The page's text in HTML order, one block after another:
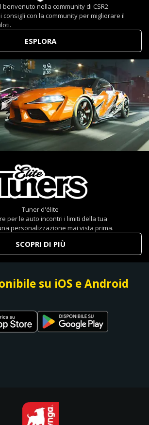
benvenuto nella community di CSR2
consigli con la community per migliorare il
ESPLORA
Tuner d'élite
per le auto incontri i limiti della tua
personalizzazione mai vista prima.
SCOPRI DI PIÙ
su iOS e Android